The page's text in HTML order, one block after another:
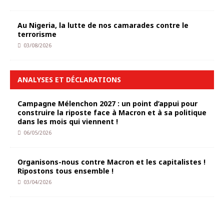
Au Nigeria, la lutte de nos camarades contre le
terrorisme
03/08/2026
ANALYSES ET DÉCLARATIONS
Campagne Mélenchon 2027 : un point d’appui pour
construire la riposte face à Macron et à sa politique
dans les mois qui viennent !
06/05/2026
Organisons-nous contre Macron et les capitalistes !
Ripostons tous ensemble !
03/04/2026